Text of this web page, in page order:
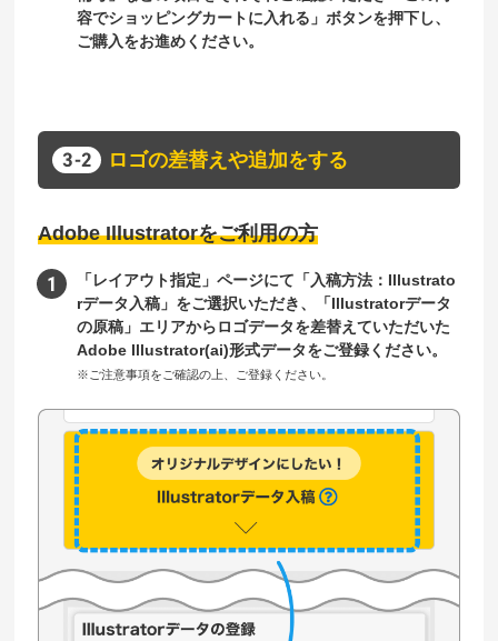
容でショッピングカートに入れる」ボタンを押下し、
ご購入をお進めください。
ロゴの差替えや追加をする
Adobe Illustratorをご利用の方
「レイアウト指定」ページにて「入稿方法：Illustrato
rデータ入稿」をご選択いただき、「Illustratorデータ
の原稿」エリアからロゴデータを差替えていただいた
Adobe Illustrator(ai)形式データをご登録ください。
※ご注意事項をご確認の上、ご登録ください。